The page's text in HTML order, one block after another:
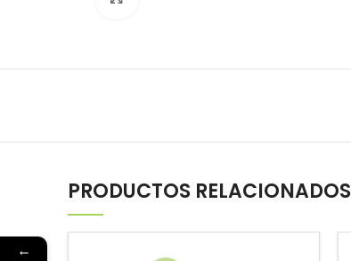
PRODUCTOS RELACIONADOS
←